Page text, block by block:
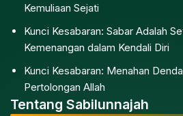
Kemuliaan Sejati
Kunci Kesabaran: Sabar Adalah
Kemenangan dalam Kendali Diri
Kunci Kesabaran: Menahan
Pertolongan Allah
Tentang Sabilunnajah